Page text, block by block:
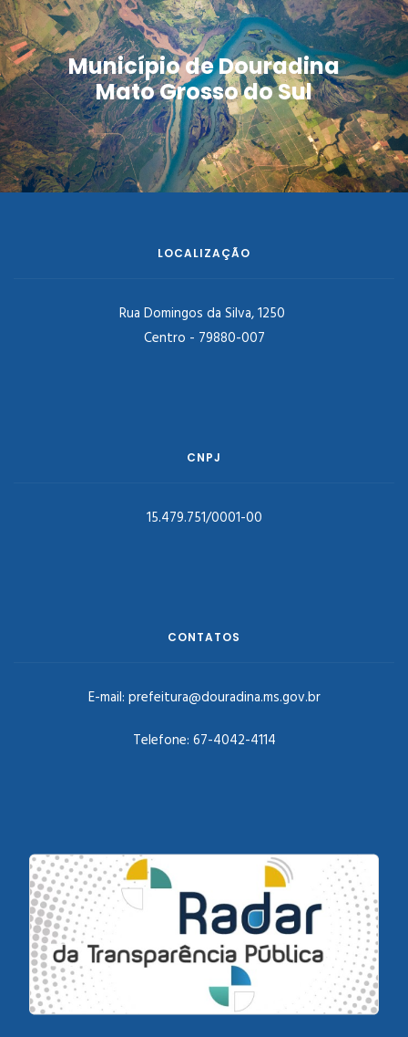
Município de Douradina
Mato Grosso do Sul
LOCALIZAÇÃO
Rua Domingos da Silva, 1250
Centro - 79880-007
CNPJ
15.479.751/0001-00
CONTATOS
E-mail: prefeitura@douradina.ms.gov.br
Telefone: 67-4042-4114